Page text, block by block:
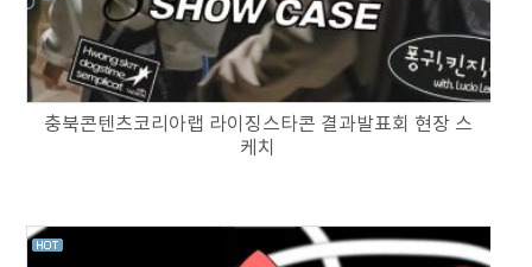
충북콘텐츠코리아랩 라이징스타콘 결과발표회 현장 스
케치